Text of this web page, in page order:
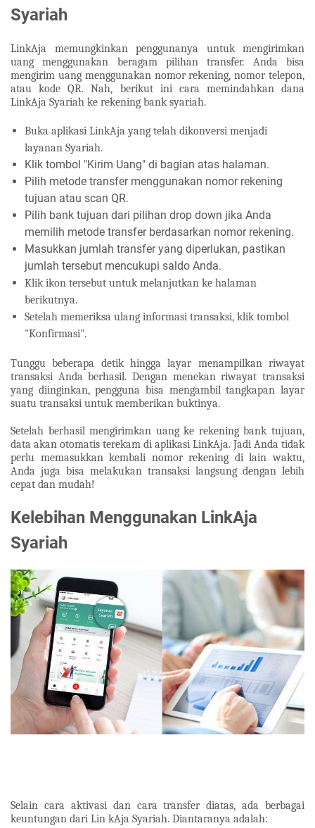
Syariah
LinkAja memungkinkan penggunanya untuk mengirimkan
uang menggunakan beragam pilihan transfer. Anda bisa
mengirim uang menggunakan nomor rekening, nomor telepon,
atau kode QR. Nah, berikut ini cara memindahkan dana
LinkAja Syariah ke rekening bank syariah.
Buka aplikasi LinkAja yang telah dikonversi menjadi
layanan Syariah.
Klik tombol "Kirim Uang" di bagian atas halaman.
Pilih metode transfer menggunakan nomor rekening
tujuan atau scan QR.
Pilih bank tujuan dari pilihan drop down jika Anda
memilih metode transfer berdasarkan nomor rekening.
Masukkan jumlah transfer yang diperlukan, pastikan
jumlah tersebut mencukupi saldo Anda.
Klik ikon tersebut untuk melanjutkan ke halaman
berikutnya.
Setelah memeriksa ulang informasi transaksi, klik tombol
"Konfirmasi".
Tunggu beberapa detik hingga layar menampilkan riwayat
transaksi Anda berhasil. Dengan menekan riwayat transaksi
yang diinginkan, pengguna bisa mengambil tangkapan layar
suatu transaksi untuk memberikan buktinya.
Setelah berhasil mengirimkan uang ke rekening bank tujuan,
data akan otomatis terekam di aplikasi LinkAja. Jadi Anda tidak
perlu memasukkan kembali nomor rekening di lain waktu,
Anda juga bisa melakukan transaksi langsung dengan lebih
cepat dan mudah!
Kelebihan Menggunakan LinkAja
Syariah
Selain cara aktivasi dan cara transfer diatas, ada berbagai
keuntungan dari Lin kAja Syariah. Diantaranya adalah: